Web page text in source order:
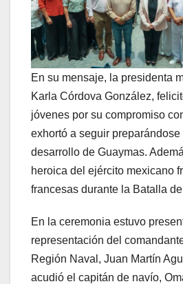
En su mensaje, la presidenta
Karla Córdova González,
jóvenes por su compromiso
exhortó a seguir preparándose
desarrollo de Guaymas.
heroica del ejército mexicano
francesas durante la Batalla
En la ceremonia estuvo
representación del
Región Naval, Juan Martín
acudió el capitán de navío,